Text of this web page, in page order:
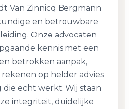
Van Zinnicq Bergmann
en betrouwbare
Onze advocaten
kennis met een
betrokken aanpak,
op helder advies
die echt werkt. Wij staan
integriteit, duidelijke